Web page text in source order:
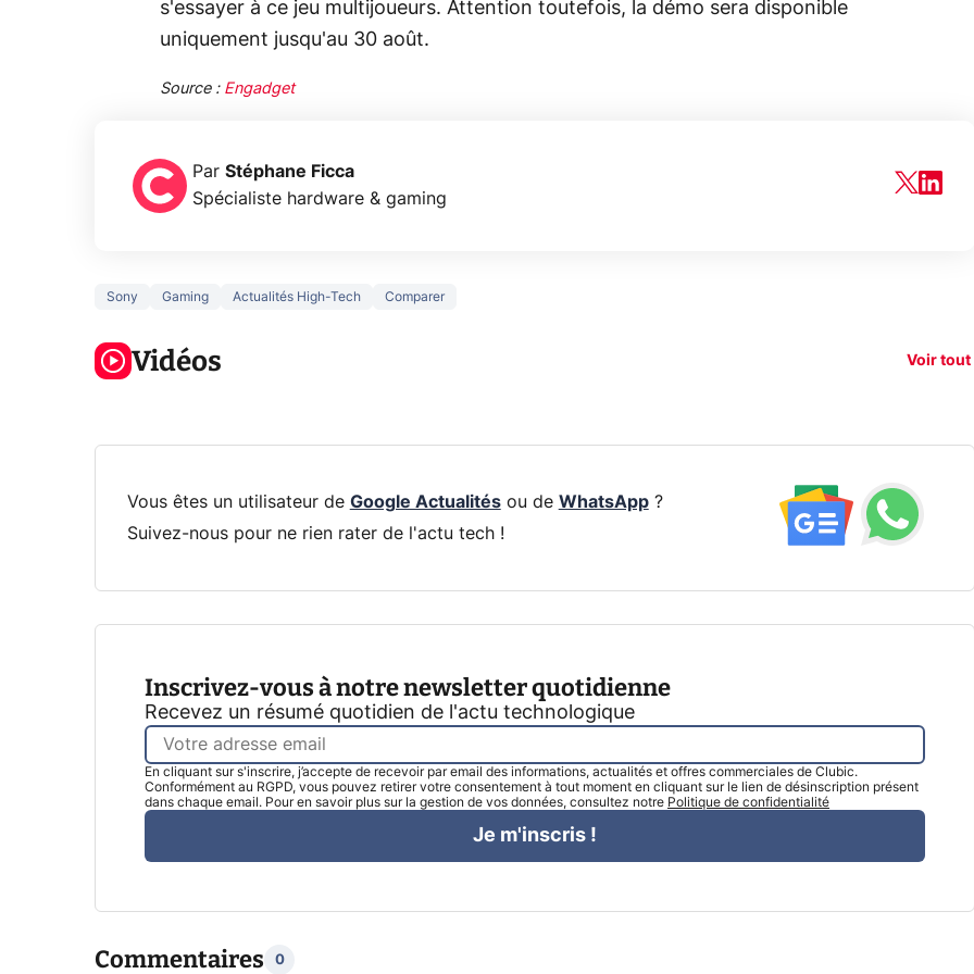
s'essayer à ce jeu multijoueurs. Attention toutefois, la démo sera disponible
uniquement jusqu'au 30 août.
Source : Engadget
Par Stéphane Ficca
Spécialiste hardware & gaming
Sony Gaming Actualités High-Tech Comparer
Vidéos Voir tout
3 écrans en 1
Voici L'AOC
CQ32G4ZA !
5 générations
Vous êtes un utilisateur de Google Actualitésou de WhatsApp?
Suivez-nous pour ne rien rater de l'actu tech !
Inscrivez-vous à notre newsletter quotidienne
Recevez un résumé quotidien de l'actu technologique
En cliquant sur s'inscrire, j’accepte de recevoir par email des informations, actualités et offres commerciales de Clubic.
Conformément au RGPD, vous pouvez retirer votre consentement à tout moment en cliquant sur le lien de désinscription présent
dans chaque email. Pour en savoir plus sur la gestion de vos données, consultez notre Politique de confidentialité
Je m'inscris !
Commentaires 0